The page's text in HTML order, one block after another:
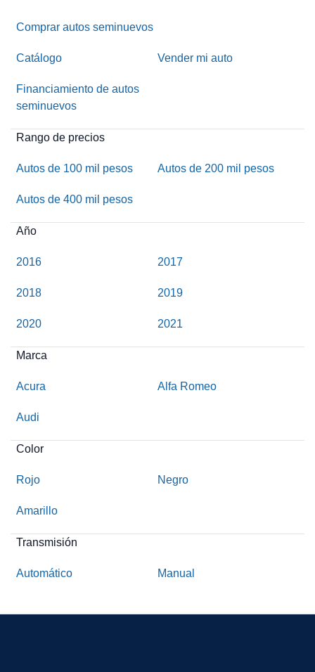
Comprar autos seminuevos
Catálogo Vender mi auto
Financiamiento de autos
seminuevos
Rango de precios
Autos de 100 mil pesos Autos de 200 mil pesos
Autos de 400 mil pesos
Año
2016 2017
2018 2019
2020 2021
Marca
Acura Alfa Romeo
Audi
Color
Rojo Negro
Amarillo
Transmisión
Automático Manual